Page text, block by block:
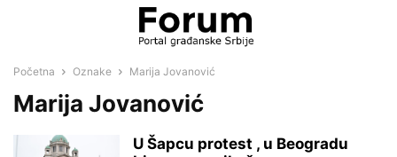
Početna Oznake Marija Jovanović
Marija Jovanović
U Šapcu protest , u Beogradu